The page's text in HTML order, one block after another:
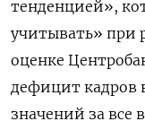
тенденцией»,
учитывать» при
оценке
дефицит кадров
значений за